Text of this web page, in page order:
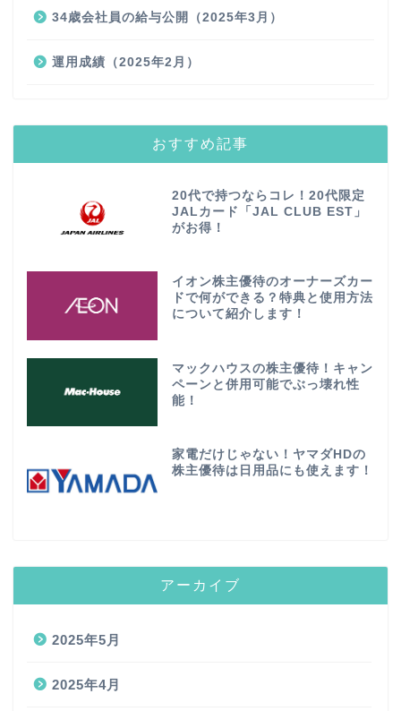
34歳会社員の給与公開（2025年3月）
運用成績（2025年2月）
おすすめ記事
20代で持つならコレ！20代限定
JALカード「JAL CLUB EST」
がお得！
イオン株主優待のオーナーズカー
ドで何ができる？特典と使用方法
について紹介します！
マックハウスの株主優待！キャン
ペーンと併用可能でぶっ壊れ性
能！
家電だけじゃない！ヤマダHDの
株主優待は日用品にも使えます！
アーカイブ
2025年5月
2025年4月